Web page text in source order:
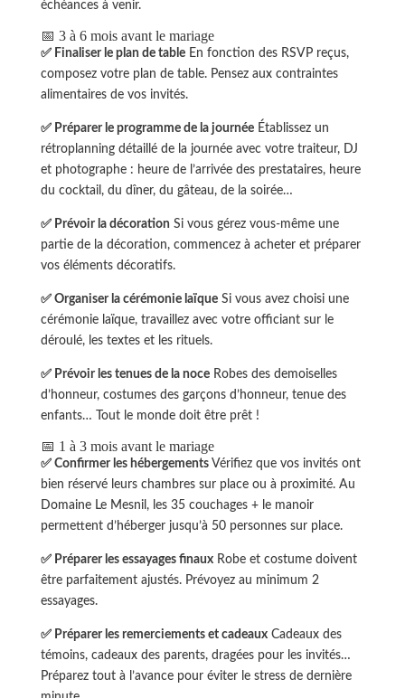
échéances à venir.
📅 3 à 6 mois avant le mariage
✅ Finaliser le plan de tableEn fonction des RSVP reçus,
composez votre plan de table. Pensez aux contraintes
alimentaires de vos invités.
✅ Préparer le programme de la journéeÉtablissez un
rétroplanning détaillé de la journée avec votre traiteur, DJ
et photographe : heure de l’arrivée des prestataires, heure
du cocktail, du dîner, du gâteau, de la soirée…
✅ Prévoir la décoration Si vous gérez vous-même une
partie de la décoration, commencez à acheter et préparer
vos éléments décoratifs.
✅ Organiser la cérémonie laïqueSi vous avez choisi une
cérémonie laïque, travaillez avec votre officiant sur le
déroulé, les textes et les rituels.
✅ Prévoir les tenues de la noceRobes des demoiselles
d’honneur, costumes des garçons d’honneur, tenue des
enfants… Tout le monde doit être prêt !
📅 1 à 3 mois avant le mariage
✅ Confirmer les hébergementsVérifiez que vos invités ont
bien réservé leurs chambres sur place ou à proximité. Au
Domaine Le Mesnil, les 35 couchages + le manoir
permettent d’héberger jusqu’à 50 personnes sur place.
✅ Préparer les essayages finauxRobe et costume doivent
être parfaitement ajustés. Prévoyez au minimum 2
essayages.
✅ Préparer les remerciements et cadeauxCadeaux des
témoins, cadeaux des parents, dragées pour les invités…
Préparez tout à l’avance pour éviter le stress de dernière